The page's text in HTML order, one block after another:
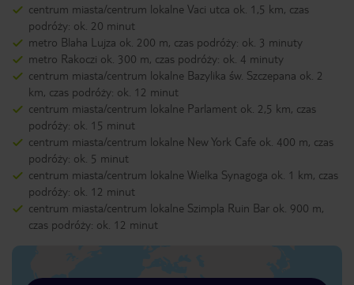
centrum miasta/centrum lokalne Vaci utca ok. 1,5 km, czas
podróży: ok. 20 minut
metro Blaha Lujza ok. 200 m, czas podróży: ok. 3 minuty
metro Rakoczi ok. 300 m, czas podróży: ok. 4 minuty
centrum miasta/centrum lokalne Bazylika św. Szczepana ok. 2
km, czas podróży: ok. 12 minut
centrum miasta/centrum lokalne Parlament ok. 2,5 km, czas
podróży: ok. 15 minut
centrum miasta/centrum lokalne New York Cafe ok. 400 m, czas
podróży: ok. 5 minut
centrum miasta/centrum lokalne Wielka Synagoga ok. 1 km, czas
podróży: ok. 12 minut
centrum miasta/centrum lokalne Szimpla Ruin Bar ok. 900 m,
czas podróży: ok. 12 minut